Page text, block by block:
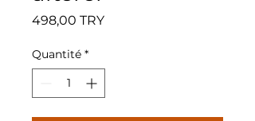
498,00 TRYPrix
Quantité *